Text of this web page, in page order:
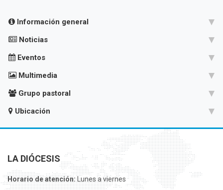
Información general
Noticias
Eventos
Multimedia
Grupo pastoral
Ubicación
LA DIÓCESIS
Horario de atención:Lunes a viernes